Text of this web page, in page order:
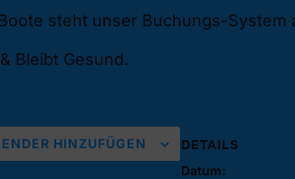
steht unser Buchungs-
Bleibt Gesund.
HINZUFÜGEN DETAILS
Datum: